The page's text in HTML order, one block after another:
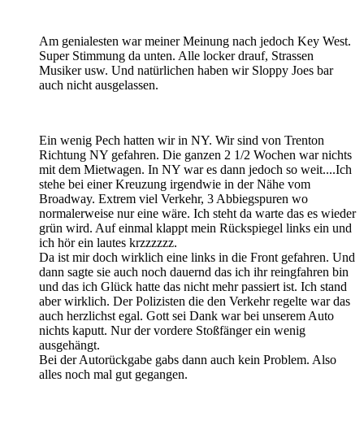
Am genialesten war meiner Meinung nach jedoch Key West.
Super Stimmung da unten. Alle locker drauf, Strassen
Musiker usw. Und natürlichen haben wir Sloppy Joes bar
auch nicht ausgelassen.
Ein wenig Pech hatten wir in NY. Wir sind von Trenton
Richtung NY gefahren. Die ganzen 2 1/2 Wochen war nichts
mit dem Mietwagen. In NY war es dann jedoch so weit....Ich
stehe bei einer Kreuzung irgendwie in der Nähe vom
Broadway. Extrem viel Verkehr, 3 Abbiegspuren wo
normalerweise nur eine wäre. Ich steht da warte das es wieder
grün wird. Auf einmal klappt mein Rückspiegel links ein und
ich hör ein lautes krzzzzzz.
Da ist mir doch wirklich eine links in die Front gefahren. Und
dann sagte sie auch noch dauernd das ich ihr reingfahren bin
und das ich Glück hatte das nicht mehr passiert ist. Ich stand
aber wirklich. Der Polizisten die den Verkehr regelte war das
auch herzlichst egal. Gott sei Dank war bei unserem Auto
nichts kaputt. Nur der vordere Stoßfänger ein wenig
ausgehängt.
Bei der Autorückgabe gabs dann auch kein Problem. Also
alles noch mal gut gegangen.